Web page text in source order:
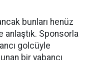
bunları henüz
anlaştık. Sponsorla
golcüyle
bir yabancı